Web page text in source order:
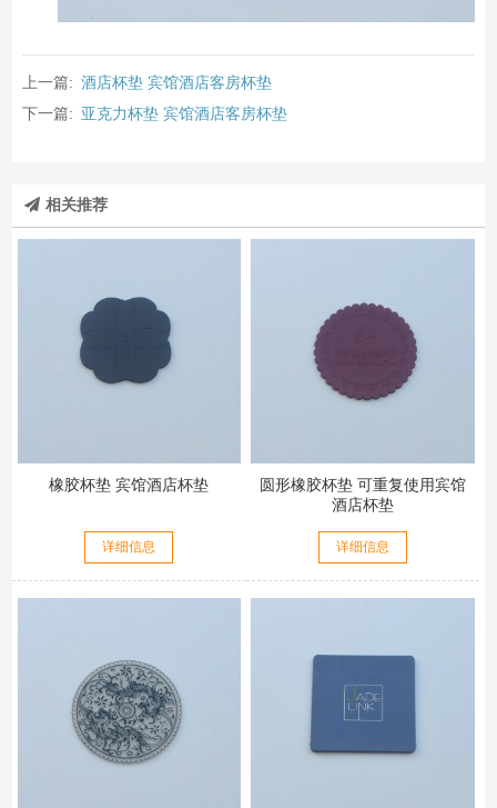
上一篇: 酒店杯垫 宾馆酒店客房杯垫
下一篇: 亚克力杯垫 宾馆酒店客房杯垫
相关推荐
橡胶杯垫 宾馆酒店杯垫
详细信息
圆形橡胶杯垫 可重复使用宾馆
酒店杯垫
详细信息